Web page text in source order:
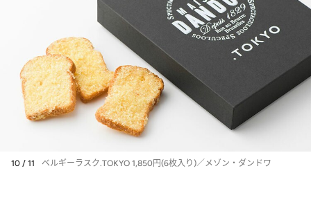
10 / 11 ベルギーラスク.TOKYO 1,850円(6枚入り)／メゾン・ダンドワ